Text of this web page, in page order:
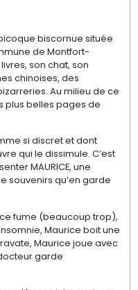
biscornue située
de Montfort-
son chat, son
chinoises, des
Au milieu de ce
plus belles pages de
si discret et dont
qui le dissimule. C’est
MAURICE, une
souvenirs qu’en garde
fume (beaucoup trop),
Maurice boit une
Maurice joue avec
garde